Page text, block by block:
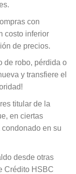
con
costo inferior
de precios.
de robo, pérdida o
y transfiere el
titular de la
en ciertas
en su
desde otras
Crédito HSBC